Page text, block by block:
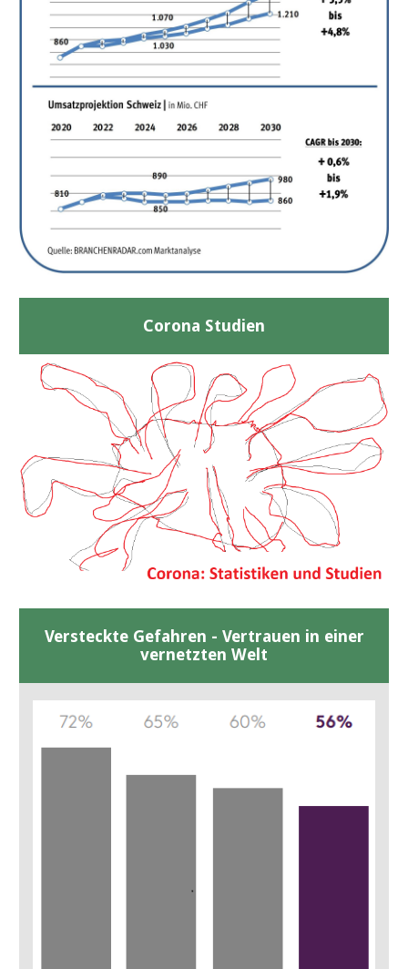
Corona Studien
Versteckte Gefahren - Vertrauen in einer
vernetzten Welt